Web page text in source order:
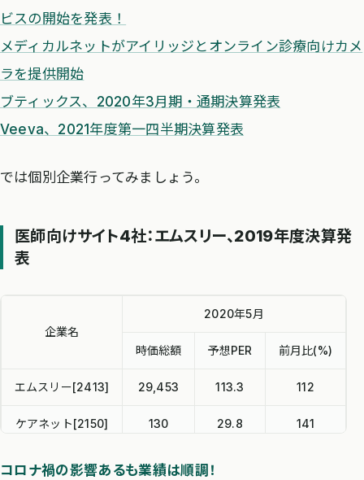
ビスの開始を発表！
メディカルネットがアイリッジとオンライン診療向けカメ
ラを提供開始
ブティックス、2020年3月期・通期決算発表
Veeva、2021年度第一四半期決算発表
では個別企業行ってみましょう。
医師向けサイト4社：エムスリー、2019年度決算発
表
企業名
2020年5月
時価総額 予想PER 前月比(%)
エムスリー[2413] 29,453 113.3 112
ケアネット[2150] 130 29.8 141
メドピア[6095] 572
コロナ禍の影響あるも業績は順調！